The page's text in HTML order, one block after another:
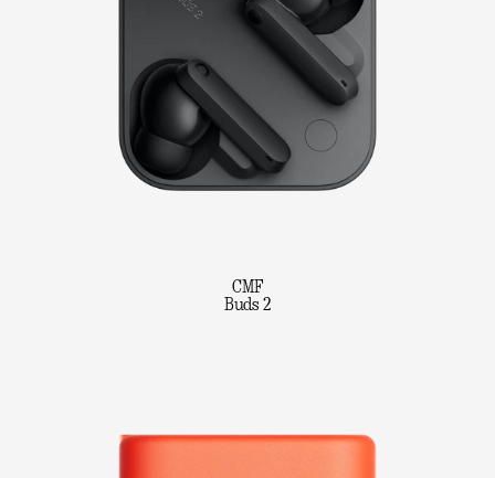
CMF
Buds 2